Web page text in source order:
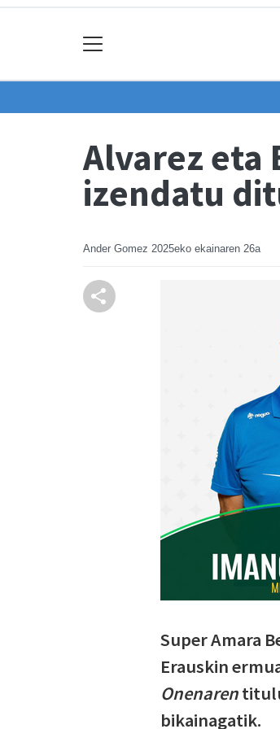
Alvarez eta
izendatu
Ander Gomez 2025eko ekainaren 26a
Super Amara
Erauskin
Onenaren
bikainagatik.